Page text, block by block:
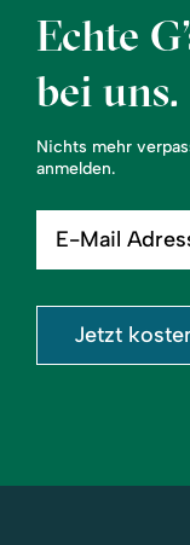
Echte
bei uns.
Nichts mehr
anmelden.
Mail
eingeben
Jetzt